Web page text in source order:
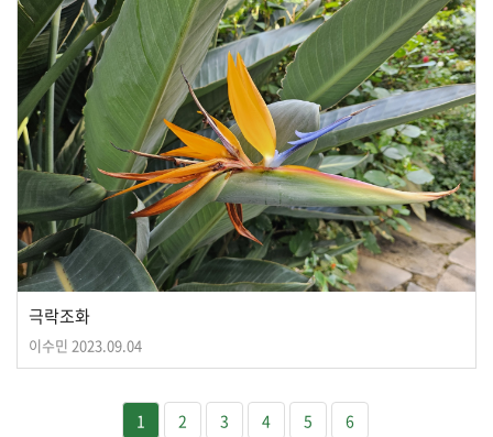
극락조화
이수민 2023.09.04
1 2 3 4 5 6